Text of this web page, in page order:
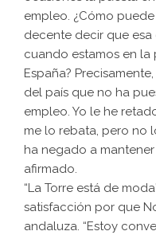
empleo. ¿Cómo
decente decir que
cuando estamos en
España?
del país que no ha
empleo. Yo le he
me lo rebata, pero no
ha negado a
afirmado.
“La Torre está de
satisfacción por que
andaluza. “Estoy